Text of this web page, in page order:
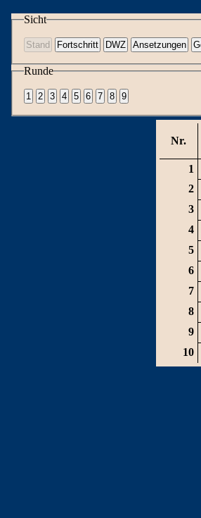
Sicht
Runde
Nr.
1
2
3
4
5
6
7
8
9
10